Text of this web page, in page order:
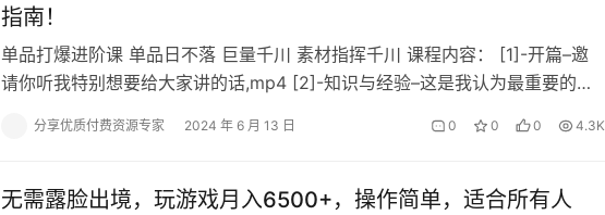
指南！
单品打爆进阶课 单品日不落 巨量千川 素材指挥千川 课程内容： [1]-开篇–邀
请你听我特别想要给大家讲的话,mp4 [2]-知识与经验–这是我认为最重要的…
分享优质付费资源专家 2024 年 6 月 13 日 0 0 0 4.3K
无需露脸出境，玩游戏月入6500+，操作简单，适合所有人